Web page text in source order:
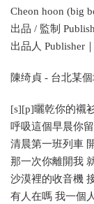
Cheon hoon (big
出品 / 監制
出品人 Publisher
陳绮貞 - 台北某
[s][p]曬乾你的襯
呼吸這個早晨你
清晨第一班列車
那一次你離開我
沙漠裡的收音機
有人在嗎 我一個